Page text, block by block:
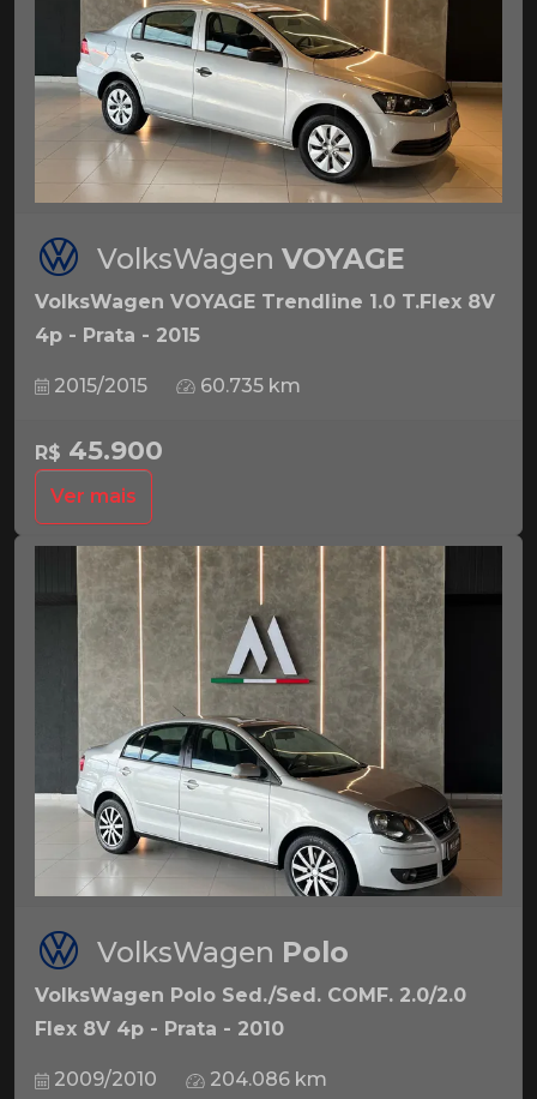
VolksWagen VOYAGE
VolksWagen VOYAGE Trendline 1.0 T.Flex 8V
4p - Prata - 2015
2015/2015 60.735 km
R$ 45.900
Ver mais
VolksWagen Polo
VolksWagen Polo Sed./Sed. COMF. 2.0/2.0
Flex 8V 4p - Prata - 2010
2009/2010 204.086 km